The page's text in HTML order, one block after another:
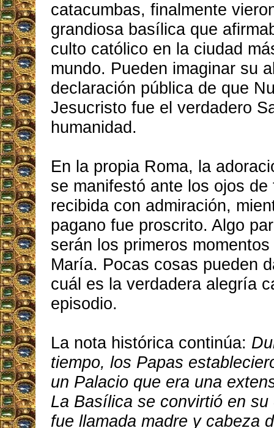
catacumbas, finalmente
grandiosa basílica que
culto católico en la ciudad
mundo. Pueden imaginar su
declaración pública de que
Jesucristo fue el verdadero
humanidad.
En la propia Roma, la
se manifestó ante los ojos de
recibida con admiración,
pagano fue proscrito. Algo
serán los primeros
María. Pocas cosas pueden
cuál es la verdadera alegría
episodio.
La nota histórica continúa:
tiempo, los Papas
un Palacio que era una
La Basílica se convirtió en
fue llamada madre y cabeza